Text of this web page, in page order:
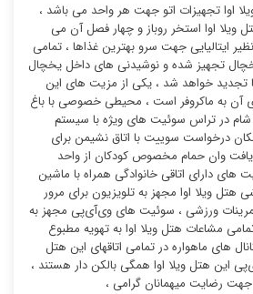
اوا تجهیزات اتو جهت هر واحد می باشد ،
ویلا اوا استخر روباز و چهار فصل آن می
ایتالیایی جهت سرو بهترین غذاها ، تمامی
تجهیز شده و نوشیدنی های داخل یخچال
تجدید خواهد شد ، یکی از مزیت های این
آن به ماکروفر است ، محیطی خصوصی با باغ
شام در تراس سوئیت ‌های ویژه با سیستم
درخواست سوییت با اتاق نشیمن برای
وان حمام مخصوص کودکان از واحد
‌های دارای اتاقی خانوادگی همراه با ماشین
ویلا اوا مجهز به تلویزیون برای مرور
ورزشی ، سوئیت ‌های وی‌آی‌پی مجهز به
مشاعات هتل ویلا اوا به تهویه مطبوع
های ماهواره در تمامی اتاقهای این هتل
این هتل ویلا اوا همگی بالکن دار هستند ،
جهت رضایت میهمانان گرامی ،